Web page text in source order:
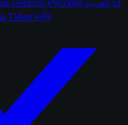
Tiếng Việt